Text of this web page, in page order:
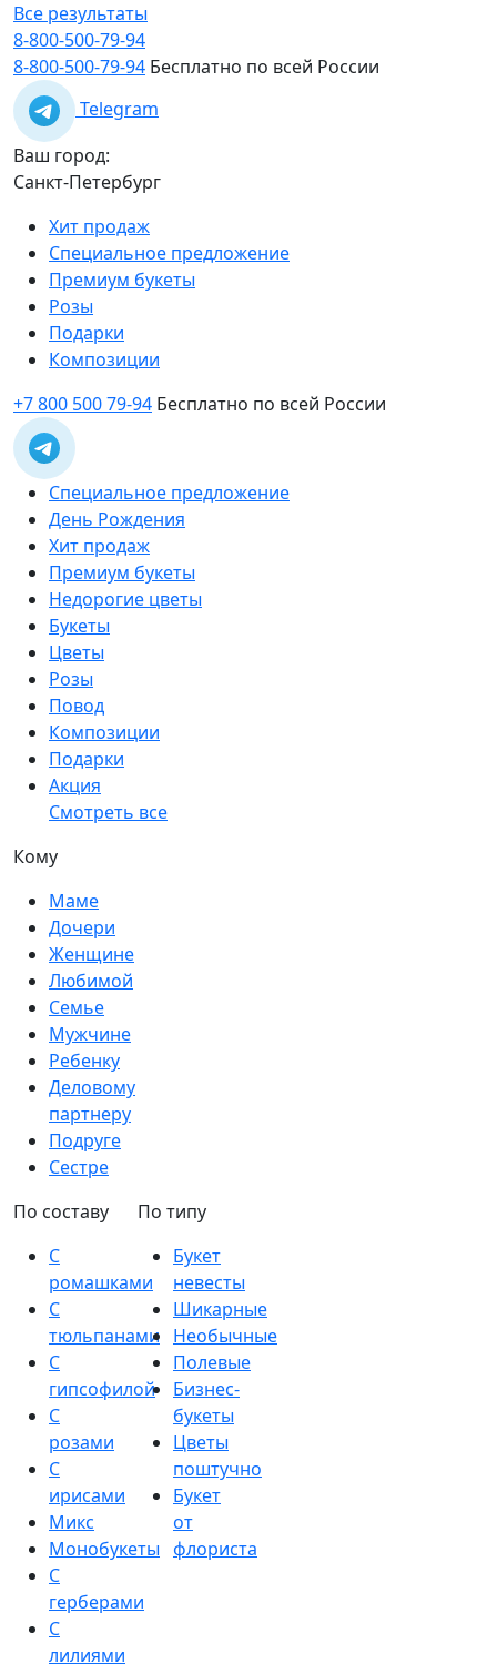
Все результаты
8-800-500-79-94
8-800-500-79-94 Бесплатно по всей России
Telegram
Ваш город:
Санкт-Петербург
Хит продаж
Специальное предложение
Премиум букеты
Розы
Подарки
Композиции
+7 800 500 79-94 Бесплатно по всей России
Специальное предложение
День Рождения
Хит продаж
Премиум букеты
Недорогие цветы
Букеты
Цветы
Розы
Повод
Композиции
Подарки
Акция
Смотреть все
Кому
Маме
Дочери
Женщине
Любимой
Семье
Мужчине
Ребенку
Деловому
партнеру
Подруге
Сестре
По составу
С
ромашками
С
тюльпанами
С
гипсофилой
С
розами
С
ирисами
Микс
Монобукеты
С
герберами
С
лилиями
По типу
Букет
невесты
Шикарные
Необычные
Полевые
Бизнес-
букеты
Цветы
поштучно
Букет
от
флориста